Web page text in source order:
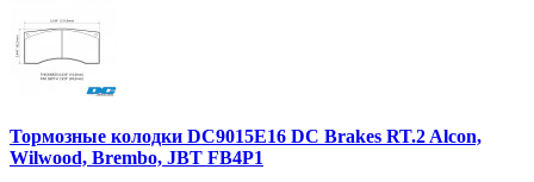
Тормозные колодки DC9015E16 DC Brakes RT.2 Alcon,
Wilwood, Brembo, JBT FB4P1